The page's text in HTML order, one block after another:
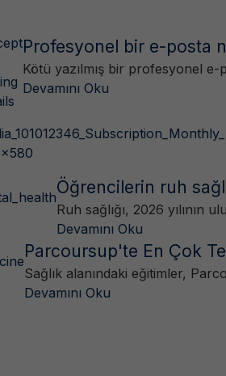
Profesyonel bir e-posta
Kötü yazılmış bir profesyonel e-
Devamını Oku
Öğrencilerin ruh
Ruh sağlığı, 2026 yılının
Devamını Oku
Parcoursup'te En Çok
Sağlık alanındaki eğitimler,
Devamını Oku